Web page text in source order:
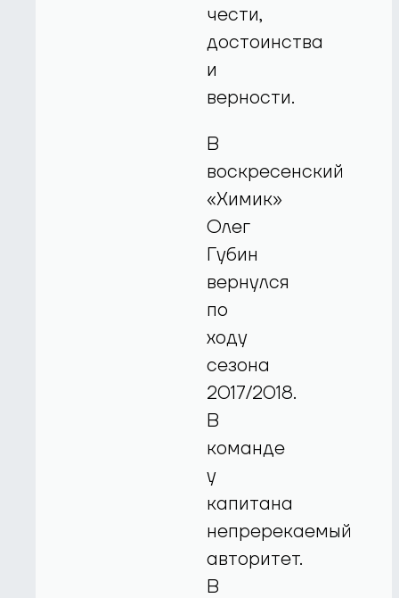
чести,
достоинства
и
верности.
В
воскресенский
«Химик»
Олег
Губин
вернулся
по
ходу
сезона
2017/2018.
В
команде
у
капитана
непререкаемый
авторитет.
В